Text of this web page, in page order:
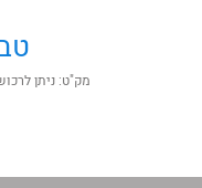
מק"ט: ניתן